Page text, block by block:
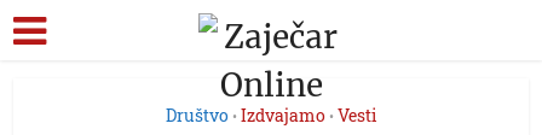
Društvo • Izdvajamo • Vesti